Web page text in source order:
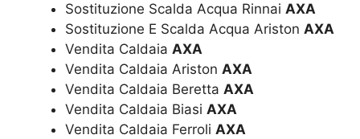
Sostituzione Scalda Acqua Rinnai AXA
Sostituzione E Scalda Acqua Ariston AXA
Vendita Caldaia AXA
Vendita Caldaia Ariston AXA
Vendita Caldaia Beretta AXA
Vendita Caldaia Biasi AXA
Vendita Caldaia Ferroli AXA